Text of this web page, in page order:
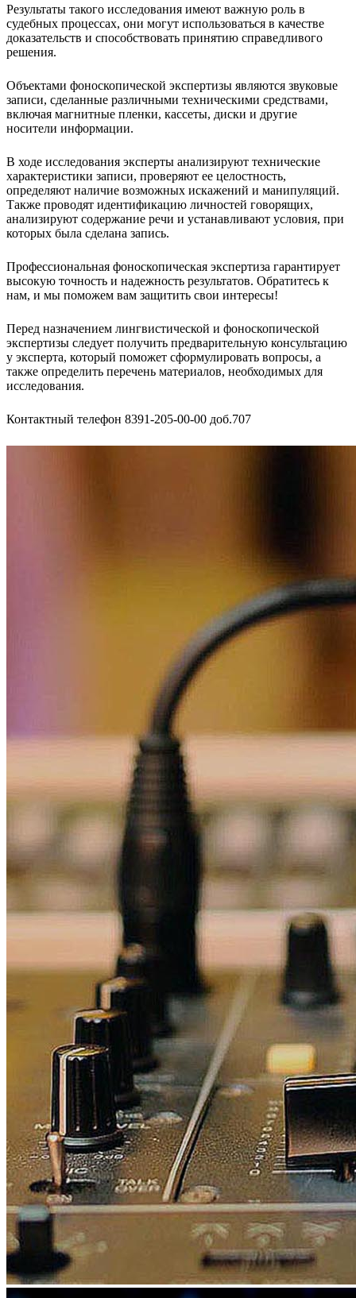
Результаты такого исследования имеют важную роль в
судебных процессах, они могут использоваться в качестве
доказательств и способствовать принятию справедливого
решения.
Объектами фоноскопической экспертизы являются звуковые
записи, сделанные различными техническими средствами,
включая магнитные пленки, кассеты, диски и другие
носители информации.
В ходе исследования эксперты анализируют технические
характеристики записи, проверяют ее целостность,
определяют наличие возможных искажений и манипуляций.
Также проводят идентификацию личностей говорящих,
анализируют содержание речи и устанавливают условия, при
которых была сделана запись.
Профессиональная фоноскопическая экспертиза гарантирует
высокую точность и надежность результатов. Обратитесь к
нам, и мы поможем вам защитить свои интересы!
Перед назначением лингвистической и фоноскопической
экспертизы следует получить предварительную консультацию
у эксперта, который поможет сформулировать вопросы, а
также определить перечень материалов, необходимых для
исследования.
Контактный телефон 8391-205-00-00 доб.707